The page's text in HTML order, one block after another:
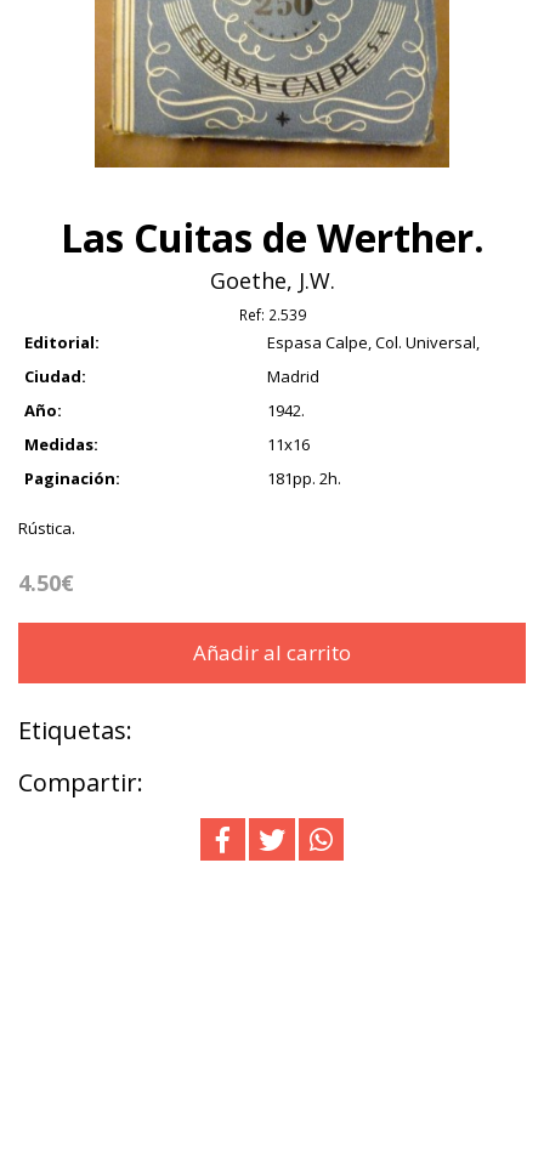
Las Cuitas de Werther.
Goethe, J.W.
Ref: 2.539
Editorial:
Espasa Calpe, Col. Universal,
Ciudad:
Madrid
Año:
1942.
Medidas:
11x16
Paginación:
181pp. 2h.
Rústica.
4.50€
Añadir al carrito
Etiquetas:
Compartir: